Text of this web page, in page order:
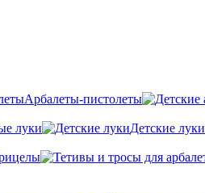
Арбалеты-пистолеты
луки
Детские луки